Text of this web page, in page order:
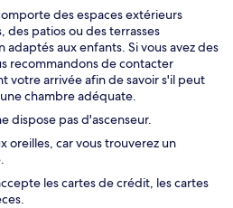
des espaces extérieurs
des patios ou des terrasses
aux enfants. Si vous avez des
recommandons de contacter
votre arrivée afin de savoir s'il peut
chambre adéquate.
dispose pas d'ascenseur.
oreilles, car vous trouverez un
les cartes de crédit, les cartes